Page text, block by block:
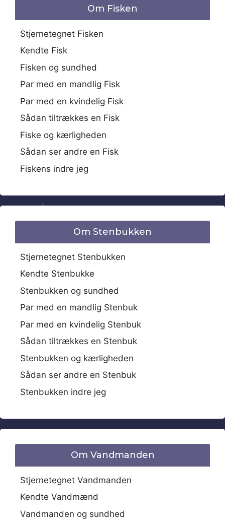
Om Fisken
Stjernetegnet Fisken
Kendte Fisk
Fisken og sundhed
Par med en mandlig Fisk
Par med en kvindelig Fisk
Sådan tiltrækkes en Fisk
Fiske og kærligheden
Sådan ser andre en Fisk
Fiskens indre jeg
Om Stenbukken
Stjernetegnet Stenbukken
Kendte Stenbukke
Stenbukken og sundhed
Par med en mandlig Stenbuk
Par med en kvindelig Stenbuk
Sådan tiltrækkes en Stenbuk
Stenbukken og kærligheden
Sådan ser andre en Stenbuk
Stenbukken indre jeg
Om Vandmanden
Stjernetegnet Vandmanden
Kendte Vandmænd
Vandmanden og sundhed